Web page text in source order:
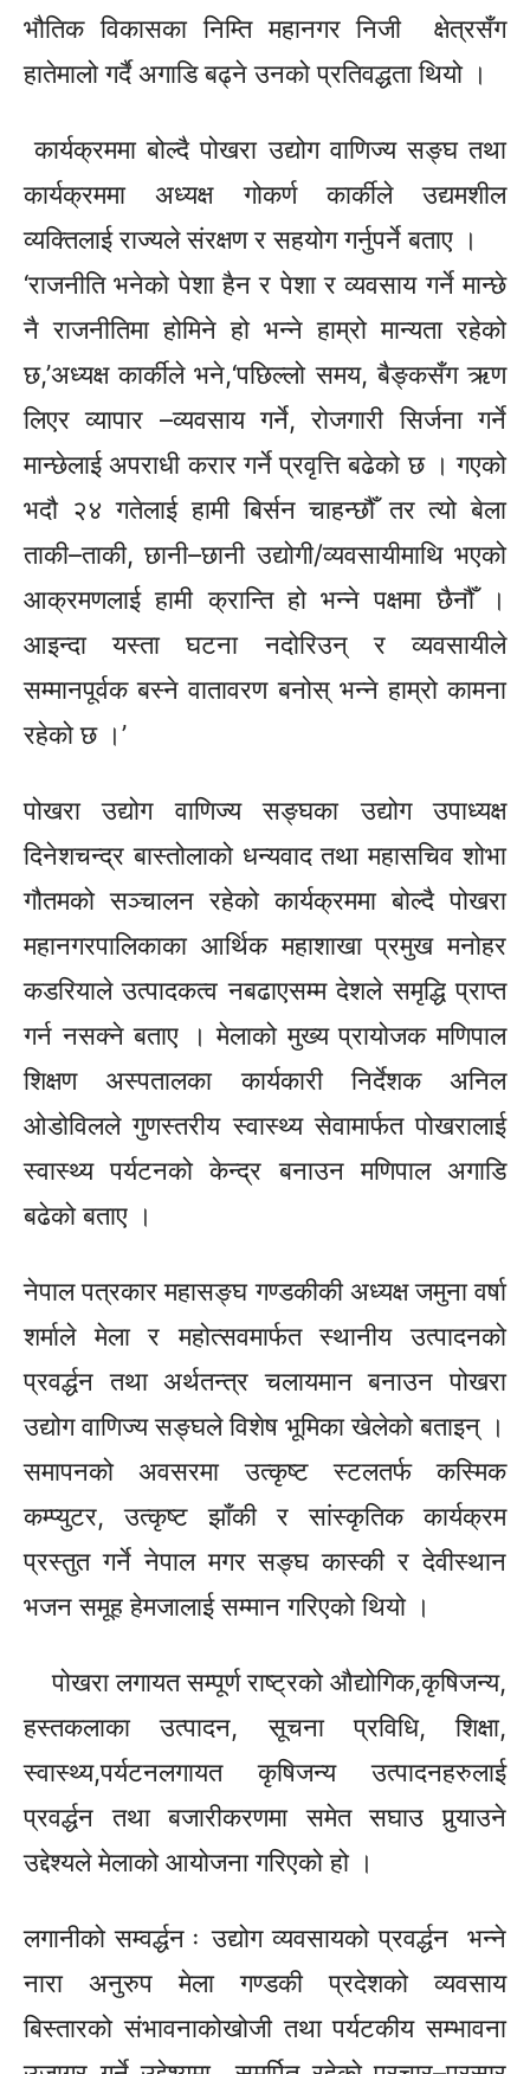
भौतिक विकासका निम्ति महानगर निजी क्षेत्रसँग
हातेमालो गर्दै अगाडि बढ्ने उनको प्रतिवद्धता थियो ।
कार्यक्रममा बोल्दै पोखरा उद्योग वाणिज्यसङ्घतथा
कार्यक्रममा अध्यक्ष गोकर्ण कार्कीले उद्यमशील
व्यक्तिलाई राज्यले संरक्षण र सहयोग गर्नुपर्ने बताए ।
‘राजनीति भनेको पेशा हैन र पेशा र व्यवसाय गर्ने मान्छे
नै राजनीतिमा होमिने हो भन्ने हाम्रो मान्यता रहेको
छ,’अध्यक्षकार्कीलेभने,‘पछिल्लोसमय,बैङ्कसँगऋण
लिएर व्यापार –व्यवसायगर्ने, रोजगारीसिर्जना गर्ने
मान्छेलाई अपराधी करार गर्ने प्रवृत्ति बढेको छ । गएको
भदौ २४ गतेलाई हामी बिर्सन चाहन्छौँ तर त्यो बेला
ताकी–ताकी, छानी–छानी उद्योगी/व्यवसायीमाथिभएको
आक्रमणलाई हामी क्रान्ति हो भन्ने पक्षमा छैनौँ ।
आइन्दा यस्ता घटनानदोरिउन्र व्यवसायीले
सम्मानपूर्वक बस्ने वातावरण बनोस् भन्ने हाम्रो कामना
रहेको छ ।’
पोखरा उद्योग वाणिज्यसङ्घकाउद्योग उपाध्यक्ष
दिनेशचन्द्र बास्तोलाको धन्यवाद तथा महासचिव शोभा
गौतमकोसञ्चालन रहेको कार्यक्रममा बोल्दै पोखरा
महानगरपालिकाकाआर्थिक महाशाखा प्रमुख मनोहर
कडरियाले उत्पादकत्व नबढाएसम्म देशलेसमृद्धिप्राप्त
गर्न नसक्ने बताए । मेलाको मुख्य प्रायोजक मणिपाल
शिक्षण अस्पतालका कार्यकारी निर्देशक अनिल
ओडोविललेगुणस्तरीय स्वास्थ्यसेवामार्फतपोखरालाई
स्वास्थ्य पर्यटनको केन्द्र बनाउन मणिपाल अगाडि
बढेको बताए ।
नेपाल पत्रकारमहासङ्घगण्डकीकी अध्यक्ष जमुना वर्षा
शर्माले मेला रमहोत्सवमार्फतस्थानीय उत्पादनको
प्रवर्द्धन तथा अर्थतन्त्र चलायमान बनाउन पोखरा
उद्योग वाणिज्यसङ्घलेविशेष भूमिका खेलेको बताइन् ।
समापनको अवसरमा उत्कृष्टस्टलतर्फकस्मिक
कम्प्युटर, उत्कृष्ट झाँकी र सांस्कृतिक कार्यक्रम
प्रस्तुत गर्ने नेपाल मगरसङ्घकास्की र देवीस्थान
भजन समूहहेमजालाईसम्मान गरिएको थियो ।
पोखरा लगायतसम्पूर्ण राष्ट्रको औद्योगिक,कृषिजन्य,
हस्तकलाका उत्पादन, सूचना प्रविधि, शिक्षा,
स्वास्थ्य,पर्यटनलगायत कृषिजन्य उत्पादनहरुलाई
प्रवर्द्धन तथा बजारीकरणमा समेत सघाउ पुर्‍याउने
उद्देश्यले मेलाको आयोजना गरिएको हो ।
लगानीको सम्वर्द्धन ः उद्योग व्यवसायकोप्रवर्द्धन भन्ने
नारा अनुरुप मेला गण्डकी प्रदेशको व्यवसाय
बिस्तारको संभावनाकोखोजी तथा पर्यटकीय सम्भावना